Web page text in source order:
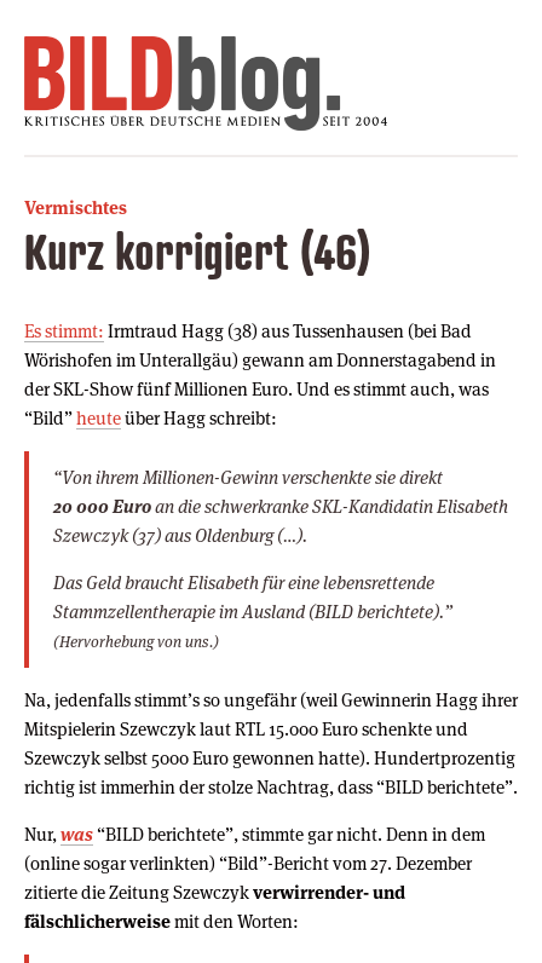
Vermischtes
Kurz korrigiert (46)
Es stimmt: Irmtraud Hagg (38) aus Tussenhausen (bei Bad
Wörishofen im Unterallgäu) gewann am Donnerstagabend in
der SKL-Show fünf Millionen Euro. Und es stimmt auch, was
“Bild”heuteüber Hagg schreibt:
“Von ihrem Millionen-Gewinn verschenkte sie direkt
20 000 Euroan die schwerkranke SKL-Kandidatin Elisabeth
Szewczyk (37) aus Oldenburg (…).
Das Geld braucht Elisabeth für eine lebensrettende
Stammzellentherapie im Ausland (BILD berichtete).”
(Hervorhebung von uns.)
Na, jedenfalls stimmt’s so ungefähr (weil Gewinnerin Hagg ihrer
Mitspielerin Szewczyk laut RTL 15.000 Euro schenkte und
Szewczyk selbst 5000 Euro gewonnen hatte). Hundertprozentig
richtig ist immerhin der stolze Nachtrag, dass “BILD berichtete”.
Nur, was “BILD berichtete”, stimmte gar nicht. Denn in dem
(online sogar verlinkten) “Bild”-Bericht vom 27. Dezember
zitierte die Zeitung Szewczykverwirrender- und
fälschlicherweisemit den Worten: